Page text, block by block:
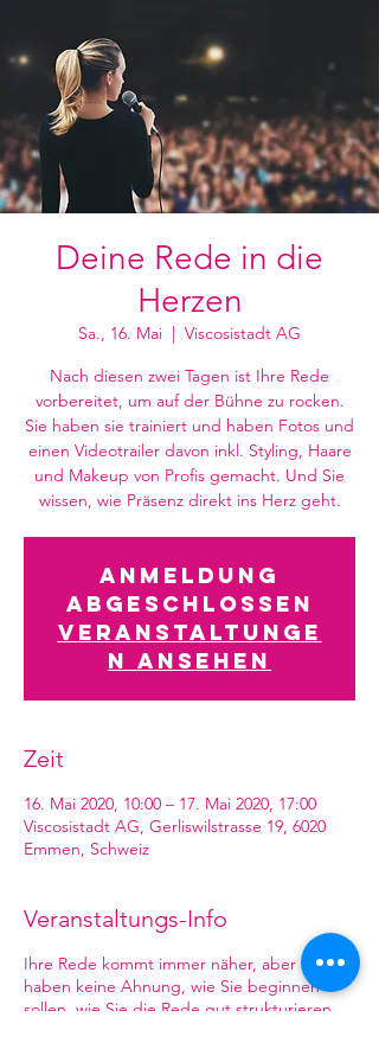
Deine Rede in die
Herzen
Sa., 16. Mai
  |
Viscosistadt AG
Nach diesen zwei Tagen ist Ihre Rede
vorbereitet, um auf der Bühne zu rocken.
Sie haben sie trainiert und haben Fotos und
einen Videotrailer davon inkl. Styling, Haare
und Makeup von Profis gemacht. Und Sie
wissen, wie Präsenz direkt ins Herz geht.
Anmeldung
abgeschlossen
Veranstaltunge
n ansehen
Zeit
16. Mai 2020, 10:00 – 17. Mai 2020, 17:00
Viscosistadt AG, Gerliswilstrasse 19, 6020
Emmen, Schweiz
Veranstaltungs-Info
Ihre Rede kommt immer näher, aber Sie
haben keine Ahnung, wie Sie beginnen
sollen, wie Sie die Rede gut strukturieren